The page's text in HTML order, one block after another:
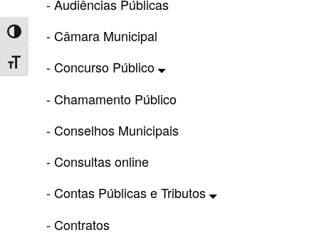
Toggle High Contrast
Toggle Font size
- Audiências Públicas
- Câmara Municipal
- Concurso Público
- Chamamento Público
- Conselhos Municipais
- Consultas online
- Contas Públicas e Tributos
- Contratos